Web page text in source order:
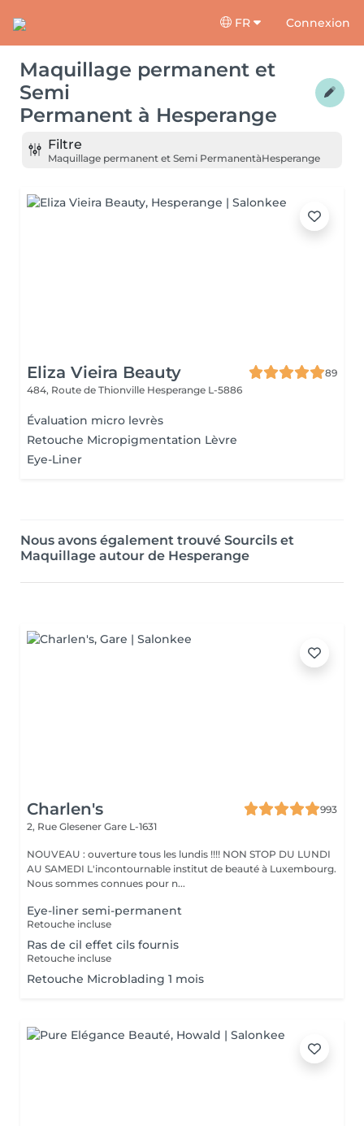
FR Connexion
Maquillage permanent et
Semi
Permanent à Hesperange
Filtre
Maquillage permanent et Semi PermanentàHesperange
Eliza Vieira Beauty
89
484, Route de Thionville Hesperange L-5886
Évaluation micro levrès
Retouche Micropigmentation Lèvre
Eye-Liner
Nous avons également trouvé Sourcils et
Maquillage autour de Hesperange
Charlen's
993
2, Rue Glesener Gare L-1631
NOUVEAU : ouverture tous les lundis !!!! NON STOP DU LUNDI
AU SAMEDI L'incontournable institut de beauté à Luxembourg.
Nous sommes connues pour n...
Eye-liner semi-permanent
Retouche incluse
Ras de cil effet cils fournis
Retouche incluse
Retouche Microblading 1 mois